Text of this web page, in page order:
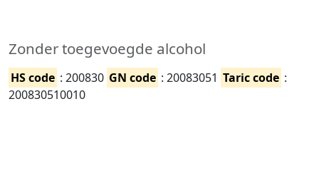
Zonder toegevoegde alcohol
HS code : 200830 GN code : 20083051 Taric code :
200830510010